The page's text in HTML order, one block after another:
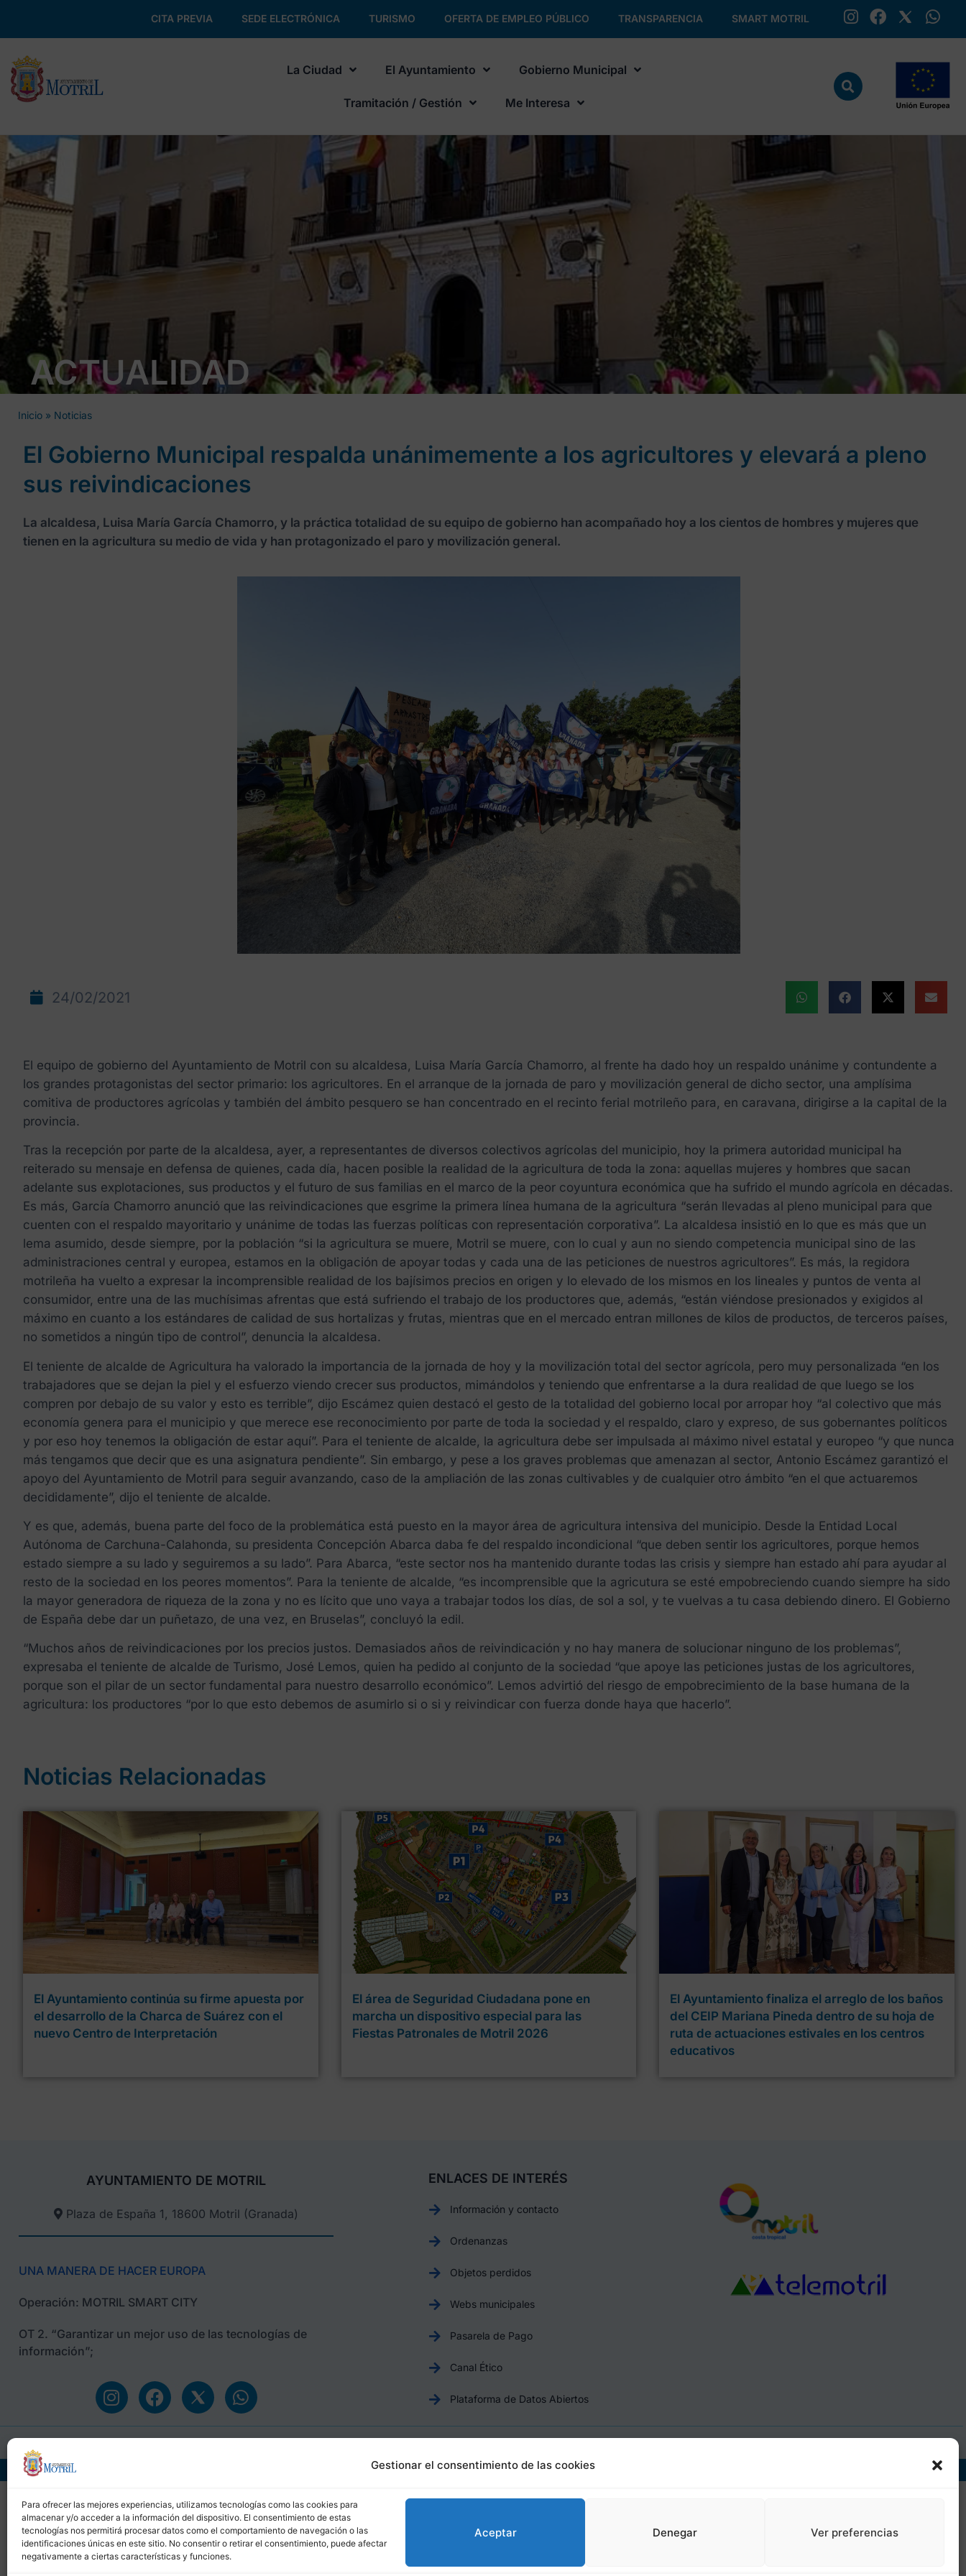
Gestionar el consentimiento de las cookies
Para ofrecer las mejores experiencias, utilizamos tecnologías como las cookies para
almacenar y/o acceder a la información del dispositivo. El consentimiento de estas
tecnologías nos permitirá procesar datos como el comportamiento de navegación o las
identificaciones únicas en este sitio. No consentir o retirar el consentimiento, puede afectar
negativamente a ciertas características y funciones.
Aceptar Denegar Ver preferencias
CITA PREVIA SEDE ELECTRÓNICA TURISMO OFERTA DE EMPLEO PÚBLICO TRANSPARENCIA SMART MOTRIL
La Ciudad El Ayuntamiento Gobierno Municipal
Tramitación / Gestión Me Interesa
ACTUALIDAD
Inicio » Noticias
El Gobierno Municipal respalda unánimemente a los agricultores y elevará a pleno
sus reivindicaciones
La alcaldesa, Luisa María García Chamorro, y la práctica totalidad de su equipo de gobierno han acompañado hoy a los cientos de hombres y mujeres que
tienen en la agricultura su medio de vida y han protagonizado el paro y movilización general.
24/02/2021
El equipo de gobierno del Ayuntamiento de Motril con su alcaldesa, Luisa María García Chamorro, al frente ha dado hoy un respaldo unánime y contundente a
los grandes protagonistas del sector primario: los agricultores. En el arranque de la jornada de paro y movilización general de dicho sector, una amplísima
comitiva de productores agrícolas y también del ámbito pesquero se han concentrado en el recinto ferial motrileño para, en caravana, dirigirse a la capital de la
provincia.
Tras la recepción por parte de la alcaldesa, ayer, a representantes de diversos colectivos agrícolas del municipio, hoy la primera autoridad municipal ha
reiterado su mensaje en defensa de quienes, cada día, hacen posible la realidad de la agricultura de toda la zona: aquellas mujeres y hombres que sacan
adelante sus explotaciones, sus productos y el futuro de sus familias en el marco de la peor coyuntura económica que ha sufrido el mundo agrícola en décadas.
Es más, García Chamorro anunció que las reivindicaciones que esgrime la primera línea humana de la agricultura “serán llevadas al pleno municipal para que
cuenten con el respaldo mayoritario y unánime de todas las fuerzas políticas con representación corporativa”. La alcaldesa insistió en lo que es más que un
lema asumido, desde siempre, por la población “si la agricultura se muere, Motril se muere, con lo cual y aun no siendo competencia municipal sino de las
administraciones central y europea, estamos en la obligación de apoyar todas y cada una de las peticiones de nuestros agricultores”. Es más, la regidora
motrileña ha vuelto a expresar la incomprensible realidad de los bajísimos precios en origen y lo elevado de los mismos en los lineales y puntos de venta al
consumidor, entre una de las muchísimas afrentas que está sufriendo el trabajo de los productores que, además, “están viéndose presionados y exigidos al
máximo en cuanto a los estándares de calidad de sus hortalizas y frutas, mientras que en el mercado entran millones de kilos de productos, de terceros países,
no sometidos a ningún tipo de control”, denuncia la alcaldesa.
El teniente de alcalde de Agricultura ha valorado la importancia de la jornada de hoy y la movilización total del sector agrícola, pero muy personalizada “en los
trabajadores que se dejan la piel y el esfuerzo viendo crecer sus productos, mimándolos y teniendo que enfrentarse a la dura realidad de que luego se los
compren por debajo de su valor y esto es terrible”, dijo Escámez quien destacó el gesto de la totalidad del gobierno local por arropar hoy “al colectivo que más
economía genera para el municipio y que merece ese reconocimiento por parte de toda la sociedad y el respaldo, claro y expreso, de sus gobernantes políticos
y por eso hoy tenemos la obligación de estar aquí”. Para el teniente de alcalde, la agricultura debe ser impulsada al máximo nivel estatal y europeo “y que nunca
más tengamos que decir que es una asignatura pendiente”. Sin embargo, y pese a los graves problemas que amenazan al sector, Antonio Escámez garantizó el
apoyo del Ayuntamiento de Motril para seguir avanzando, caso de la ampliación de las zonas cultivables y de cualquier otro ámbito “en el que actuaremos
decididamente”, dijo el teniente de alcalde.
Y es que, además, buena parte del foco de la problemática está puesto en la mayor área de agricultura intensiva del municipio. Desde la Entidad Local
Autónoma de Carchuna-Calahonda, su presidenta Concepción Abarca daba fe del respaldo incondicional “que deben sentir los agricultores, porque hemos
estado siempre a su lado y seguiremos a su lado”. Para Abarca, “este sector nos ha mantenido durante todas las crisis y siempre han estado ahí para ayudar al
resto de la sociedad en los peores momentos”. Para la teniente de alcalde, “es incomprensible que la agricutura se esté empobreciendo cuando siempre ha sido
la mayor generadora de riqueza de la zona y no es lícito que uno vaya a trabajar todos los días, de sol a sol, y te vuelvas a tu casa debiendo dinero. El Gobierno
de España debe dar un puñetazo, de una vez, en Bruselas”, concluyó la edil.
“Muchos años de reivindicaciones por los precios justos. Demasiados años de reivindicación y no hay manera de solucionar ninguno de los problemas”,
expresaba el teniente de alcalde de Turismo, José Lemos, quien ha pedido al conjunto de la sociedad “que apoye las peticiones justas de los agricultores,
porque son el pilar de un sector fundamental para nuestro desarrollo económico”. Lemos advirtió del riesgo de empobrecimiento de la base humana de la
agricultura: los productores “por lo que esto debemos de asumirlo si o si y reivindicar con fuerza donde haya que hacerlo”.
Noticias Relacionadas
El Ayuntamiento continúa su firme apuesta por
el desarrollo de la Charca de Suárez con el
nuevo Centro de Interpretación
El área de Seguridad Ciudadana pone en
marcha un dispositivo especial para las
Fiestas Patronales de Motril 2026
El Ayuntamiento finaliza el arreglo de los baños
del CEIP Mariana Pineda dentro de su hoja de
ruta de actuaciones estivales en los centros
educativos
AYUNTAMIENTO DE MOTRIL
Plaza de España 1, 18600 Motril (Granada)​
UNA MANERA DE HACER EUROPA
Operación: MOTRIL SMART CITY
OT 2. “Garantizar un mejor uso de las tecnologías de
información”;
ENLACES DE INTERÉS
Información y contacto
Ordenanzas
Objetos perdidos
Webs municipales
Pasarela de Pago
Canal Ético
Plataforma de Datos Abiertos
Ayuntamiento de Motril, Plaza de España, 1, 18600, Motril, (Granada), CIF: P1814200J, DIR3: L01181400